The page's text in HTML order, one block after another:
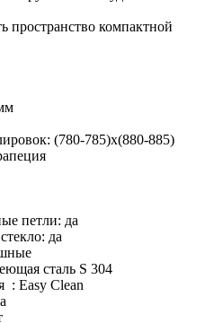
пространство компактной
(780-785)х(880-885)
петли: да
да
сталь S 304
: Easy Clean